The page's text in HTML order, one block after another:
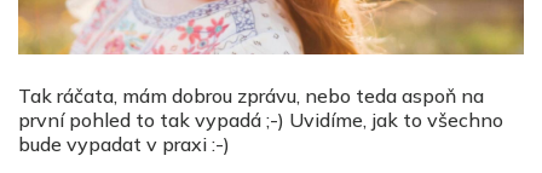
Tak ráčata, mám dobrou zprávu, nebo teda aspoň na
první pohled to tak vypadá ;-) Uvidíme, jak to všechno
bude vypadat v praxi :-)